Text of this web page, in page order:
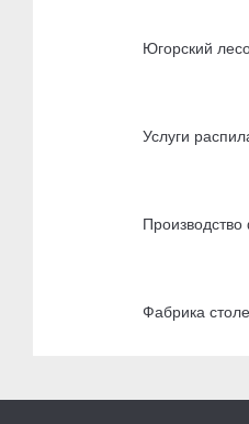
Югорский
Услуги
Фабрика